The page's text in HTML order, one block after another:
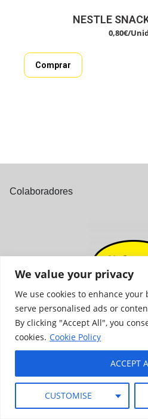
We value your privacy
We use cookies to enhance
serve personalised ads or
By clicking "Accept All", you
cookies. Cookie Policy
CUSTOMISE
ACCEPT
NESTLE
0,80€/
Comprar
Colaboradores
Política de
Canal ético Términos y